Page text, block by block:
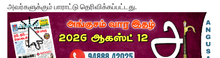
அவர்களுக்கும் பாராட்டு தெரிவிக்கப்பட்டது.